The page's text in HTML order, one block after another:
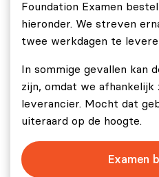
af te leggen.
Slaagcriteria
te hebben beantwoord.
Foundation Examen
hieronder. We streven
twee werkdagen te
In sommige gevallen kan
zijn, omdat we afhankelijk
leverancier. Mocht dat
uiteraard op de hoogte.
Examen